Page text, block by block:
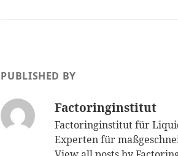
PUBLISHED BY
Factoringinstitut
Factoringinstitut für
Experten für